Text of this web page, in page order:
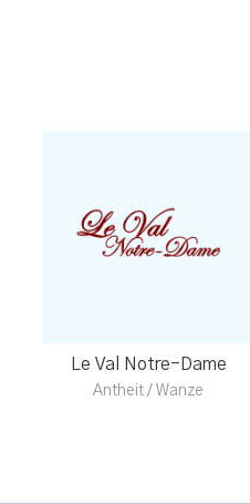
Le Val Notre-Dame
Antheit / Wanze